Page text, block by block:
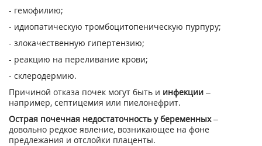
- гемофилию;
- идиопатическую тромбоцитопеническую пурпуру;
- злокачественную гипертензию;
- реакцию на переливание крови;
- склеродермию.
Причиной отказа почек могут быть и инфекции –
например, септицемия или пиелонефрит.
Острая почечная недостаточность у беременных–
довольно редкое явление, возникающее на фоне
предлежания и отслойки плаценты.